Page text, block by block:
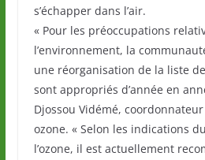
s’échapper dans l’air.
« Pour les préoccupations
l’environnement, la
une réorganisation de la liste
sont appropriés d’année en
Djossou Vidémé,
ozone. « Selon les indications
l’ozone, il est actuellement